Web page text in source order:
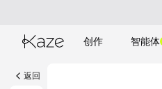
创作 智能体
返回